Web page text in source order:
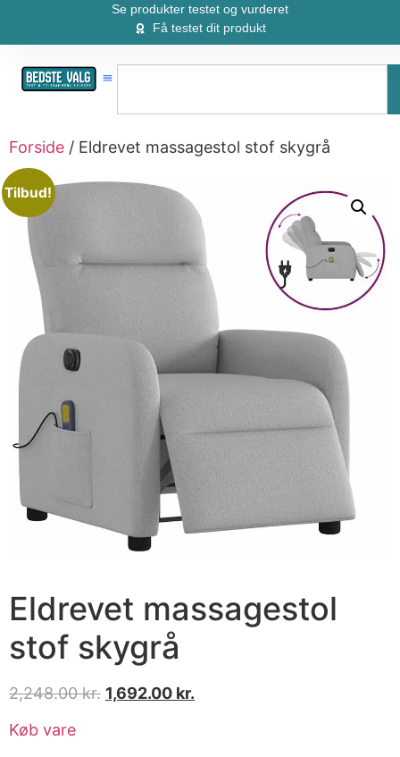
Se produkter testet og vurderet
Få testet dit produkt
Forside / Eldrevet massagestol stof skygrå
Tilbud!
Eldrevet massagestol
stof skygrå
2,248.00kr. 1,692.00 kr.
Køb vare